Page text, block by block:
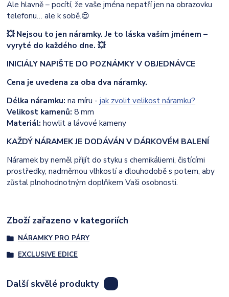
Ale hlavně – pocítí, že vaše jména nepatří jen na obrazovku
telefonu… ale k sobě.😍
💥 Nejsou to jen náramky. Je to láska vaším jménem –
vyryté do každého dne. 💥
INICIÁLY NAPIŠTE DO POZNÁMKY V OBJEDNÁVCE
Cena je uvedena za oba dva náramky.
Délka náramku:na míru -jak zvolit velikost náramku?
Velikost kamenů:8 mm
Materiál: howlit a lávové kameny
KAŽDÝ NÁRAMEK JE DODÁVÁN V DÁRKOVÉM BALENÍ
Náramek by neměl přijít do styku s chemikáliemi, čistícími
prostředky, nadměrnou vlhkostí a dlouhodobě s potem, aby
zůstal plnohodnotným doplňkem Vaši osobnosti.
Zboží zařazeno v kategoriích
NÁRAMKY PRO PÁRY
EXCLUSIVE EDICE
Další skvělé produkty